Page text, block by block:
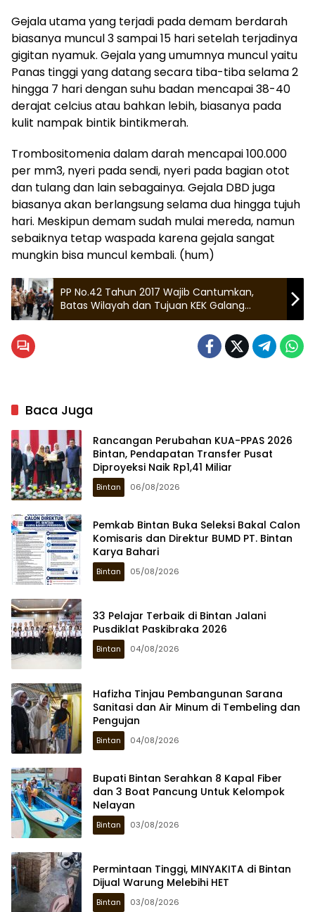
Gejala utama yang terjadi pada demam berdarah
biasanya muncul 3 sampai 15 hari setelah terjadinya
gigitan nyamuk. Gejala yang umumnya muncul yaitu
Panas tinggi yang datang secara tiba-tiba selama 2
hingga 7 hari dengan suhu badan mencapai 38-40
derajat celcius atau bahkan lebih, biasanya pada
kulit nampak bintik bintikmerah.
Trombositomenia dalam darah mencapai 100.000
per mm3, nyeri pada sendi, nyeri pada bagian otot
dan tulang dan lain sebagainya. Gejala DBD juga
biasanya akan berlangsung selama dua hingga tujuh
hari. Meskipun demam sudah mulai mereda, namun
sebaiknya tetap waspada karena gejala sangat
mungkin bisa muncul kembali. (hum)
PP No.42 Tahun 2017 Wajib Cantumkan,
Batas Wilayah dan Tujuan KEK Galang
Batang.
Baca Juga
Rancangan Perubahan KUA-PPAS 2026
Bintan, Pendapatan Transfer Pusat
Diproyeksi Naik Rp1,41 Miliar
Bintan 06/08/2026
Pemkab Bintan Buka Seleksi Bakal Calon
Komisaris dan Direktur BUMD PT. Bintan
Karya Bahari
Bintan 05/08/2026
33 Pelajar Terbaik di Bintan Jalani
Pusdiklat Paskibraka 2026
Bintan 04/08/2026
Hafizha Tinjau Pembangunan Sarana
Sanitasi dan Air Minum di Tembeling dan
Pengujan
Bintan 04/08/2026
Bupati Bintan Serahkan 8 Kapal Fiber
dan 3 Boat Pancung Untuk Kelompok
Nelayan
Bintan 03/08/2026
Permintaan Tinggi, MINYAKITA di Bintan
Dijual Warung Melebihi HET
Bintan 03/08/2026